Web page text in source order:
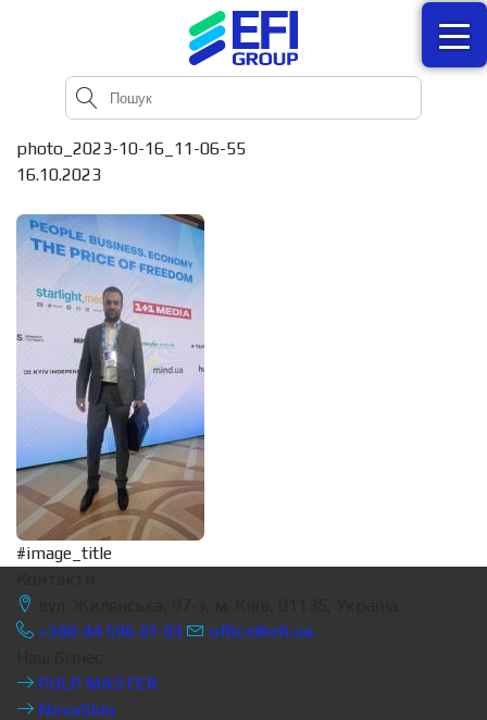
photo_2023-10-16_11-06-55
16.10.2023
#image_title
+380 44 596 01 03
office@efi.ua
PULP MASTER
NovaSklo